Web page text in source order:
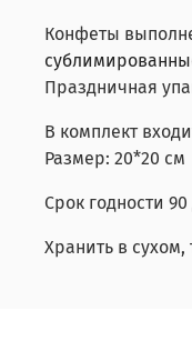
Конфеты
Праздничная
В комплект
Размер: 20*20 см
Срок годности
Хранить в